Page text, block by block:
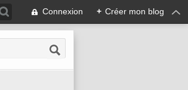
Connexion + Créer mon blog